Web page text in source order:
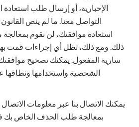
الإخبارية، أو إرسال طلب استعادة
التواصل معنا. ما لم ينص
استعادة موافقتك، لن نقوم
ذلك. ومع ذلك، تظل أي إجراءات قمت
سارية المفعول. يمكنك تصحيح
الشخصية واستخدامها ونطاقها
يمكنك الاتصال بنا عبر معلومات
بمعالجة طلب الحذف الخاص بك في غضون